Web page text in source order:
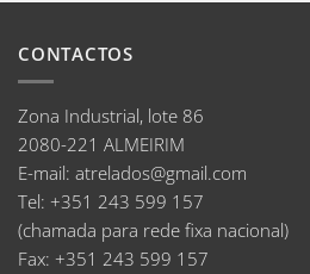
CONTACTOS
Zona Industrial, lote 86
2080-221 ALMEIRIM
E-mail: atrelados@gmail.com
Tel: +351 243 599 157
(chamada para rede fixa nacional)
Fax: +351 243 599 157